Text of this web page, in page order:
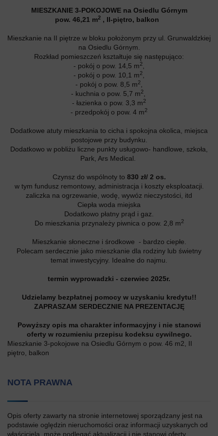
MIESZKANIE 3-POKOJOWE na Osiedlu Górnym
pow. 46,21 m2 , II-piętro, balkon
Mieszkanie na II piętrze w bloku położonym przy ul. Grunwaldzkiej
na Osiedlu Górnym.
Rozkład pomieszczeń kształtuje się następująco:
- pokój o pow. 14,5 m2
- pokój o pow. 10,1 m2
- pokój o pow. 8,5 m2
- kuchnia o pow. 5,7 m2,
- łazienka o pow. 3,3 m2
- przedpokój o pow. 4 m2
Dodatkowe atuty mieszkania to cicha i spokojna okolica, miejsca
postojowe przy budynku.
Dodatkowo w pobliżu liczne punkty usługowo- handlowe, szkoła,
Park, Ars Medical.
Czynsz do wspólnoty to 830 zł/ 2 os.
w tym fundusz remontowy, administracja i koszty eksploatacji.
zaliczka na ogrzewanie, wodę, wywóz nieczystości, itd
Ciepła woda miejska
Dodatkowo płatny prąd i gaz.
Do mieszkania przynależy piwnica o pow. 2,8 m2
Mieszkanie słoneczne i środkowe - bardzo ciepłe.
Polecam serdecznie jako mieszkanie dla rodziny lub świetny
temat inwestycyjny. Idealne do najmu.
termin wyprowadzki - czerwiec 2025r.
Udzielamy bezpłatnej pomocy w uzyskaniu kredytu!!
ZAPRASZAM SERDECZNIE NA PREZENTACJĘ
Powyższy opis ma charakter informacyjny i nie stanowi
oferty w rozumieniu przepisu kodeksu cywilnego.
Mieszkanie 3-pokojowe na Osiedlu Górnym o pow. 46 m2, II
piętro, balkon
NOTA PRAWNA
Opis oferty zawarty na stronie internetowej sporządzany jest na
podstawie oględzin nieruchomości oraz informacji uzyskanych od
właściciela, może podlegać aktualizacji i nie stanowi oferty